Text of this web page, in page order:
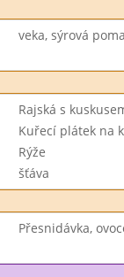
veka, sýrová
Rajská s
Kuřecí plátek na
Rýže
šťáva
Přesnidávka,